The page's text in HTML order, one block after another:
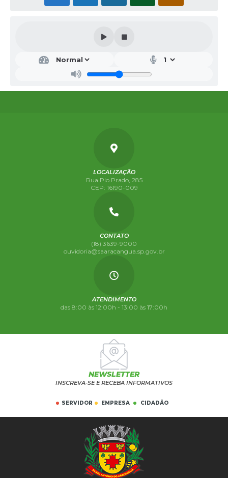
ART
LOCALIZAÇÃO
Rua Pio Prado, 285
CEP: 16190-009
CONTATO
(18) 3639-9000
ouvidoria@saaracangua.sp.gov.br
ATENDIMENTO
das 8:00 às 12:00h - 13:00 às 17:00h
NEWSLETTER
INSCREVA-SE E RECEBA INFORMATIVOS
SERVIDOR EMPRESA CIDADÃO